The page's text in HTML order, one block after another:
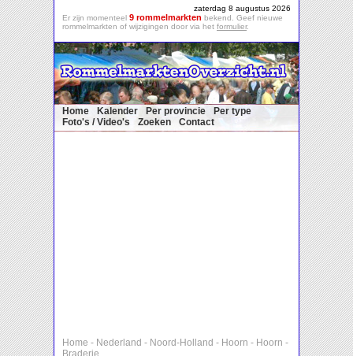
zaterdag 8 augustus 2026
Er zijn momenteel 9 rommelmarkten bekend. Geef nieuwe
rommelmarkten of wijzigingen door via het formulier.
Home Kalender Per provincie
Per type
Foto's / Video's
Zoeken Contact
Home - Nederland - Noord-Holland - Hoorn - Hoorn -
Braderie